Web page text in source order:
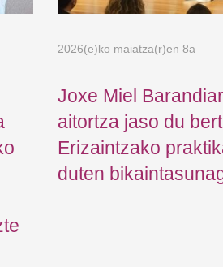
2026(e)ko maiatza(r)en 8a
Joxe Miel
aitortza jaso du
Erizaintzako
duten